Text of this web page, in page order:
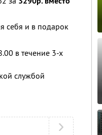
себя и в подарок
в течение 3-х
службой